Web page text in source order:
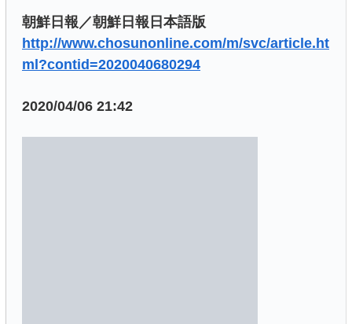
朝鮮日報／朝鮮日報日本語版
http://www.chosunonline.com/m/svc/article.ht
ml?contid=2020040680294
2020/04/06 21:42